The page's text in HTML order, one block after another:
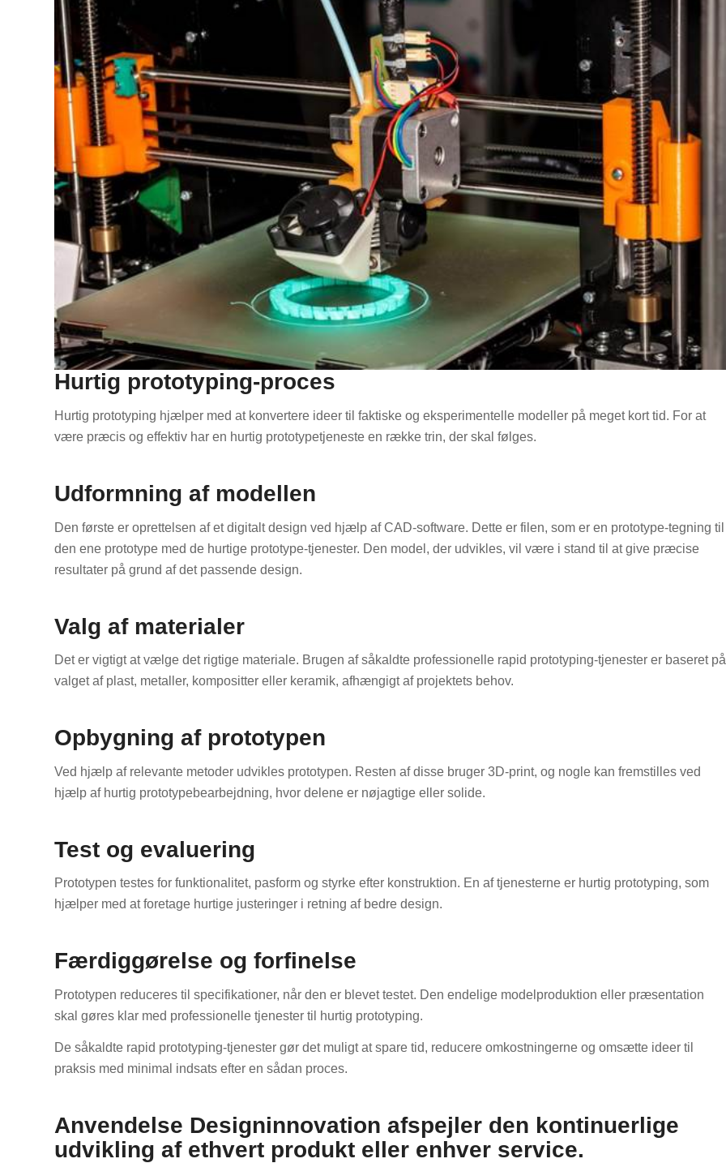
Hurtig prototyping-proces
Hurtig prototyping hjælper med at konvertere ideer til faktiske og eksperimentelle modeller på meget kort tid. For at
være præcis og effektiv har en hurtig prototypetjeneste en række trin, der skal følges.
Udformning af modellen
Den første er oprettelsen af et digitalt design ved hjælp af CAD-software. Dette er filen, som er en prototype-tegning til
den ene prototype med de hurtige prototype-tjenester. Den model, der udvikles, vil være i stand til at give præcise
resultater på grund af det passende design.
Valg af materialer
Det er vigtigt at vælge det rigtige materiale. Brugen af såkaldte professionelle rapid prototyping-tjenester er baseret på
valget af plast, metaller, kompositter eller keramik, afhængigt af projektets behov.
Opbygning af prototypen
Ved hjælp af relevante metoder udvikles prototypen. Resten af disse bruger 3D-print, og nogle kan fremstilles ved
hjælp af hurtig prototypebearbejdning, hvor delene er nøjagtige eller solide.
Test og evaluering
Prototypen testes for funktionalitet, pasform og styrke efter konstruktion. En af tjenesterne er hurtig prototyping, som
hjælper med at foretage hurtige justeringer i retning af bedre design.
Færdiggørelse og forfinelse
Prototypen reduceres til specifikationer, når den er blevet testet. Den endelige modelproduktion eller præsentation
skal gøres klar med professionelle tjenester til hurtig prototyping.
De såkaldte rapid prototyping-tjenester gør det muligt at spare tid, reducere omkostningerne og omsætte ideer til
praksis med minimal indsats efter en sådan proces.
Anvendelse Designinnovation afspejler den kontinuerlige
udvikling af ethvert produkt eller enhver service.